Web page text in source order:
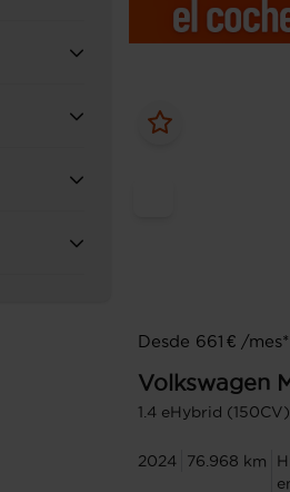
Desde 661 € /mes*
Volkswagen
1.4 eHybrid
2024 76.968 km